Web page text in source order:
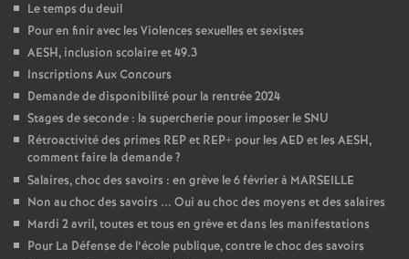
Le temps du deuil
Pour en finir avec les Violences sexuelles et sexistes
AESH, inclusion scolaire et 49.3
Inscriptions Aux Concours
Demande de disponibilité pour la rentrée 2024
Stages de seconde : la supercherie pour imposer le SNU
Rétroactivité des primes REP et REP+ pour les AED et les AESH,
comment faire la demande?
Salaires, choc des savoirs : en grève le 6 février à MARSEILLE
Non au choc des savoirs ... Oui au choc des moyens et des salaires
Mardi 2 avril, toutes et tous en grève et dans les manifestations
Pour La Défense de l’école publique, contre le choc des savoirs